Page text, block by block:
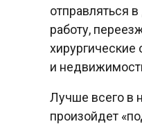
отправляться
работу,
хирургические
и
Лучше всего в
произойдет